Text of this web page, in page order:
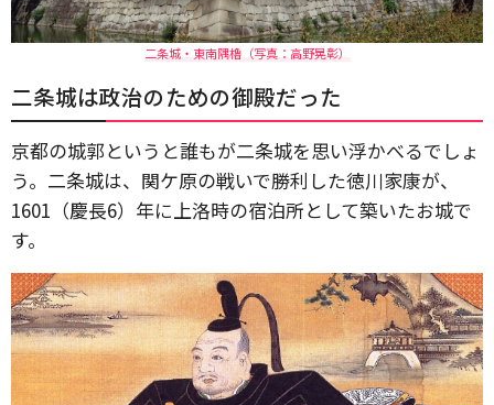
二条城・東南隅櫓（写真：高野晃彰）
二条城は政治のための御殿だった
京都の城郭というと誰もが二条城を思い浮かべるでしょ
う。二条城は、関ケ原の戦いで勝利した徳川家康が、
1601（慶長6）年に上洛時の宿泊所として築いたお城で
す。